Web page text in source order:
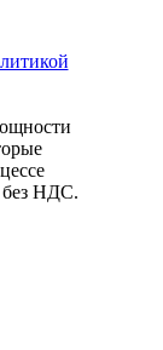
без НДС.